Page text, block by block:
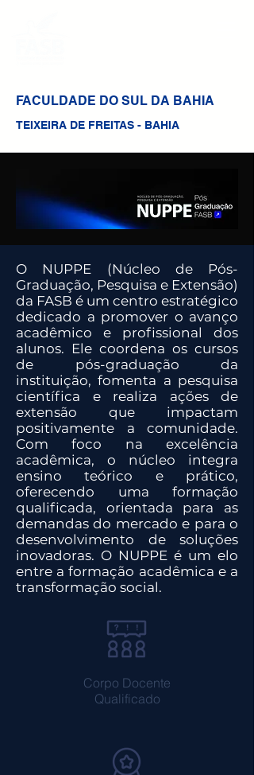
FACULDADE DO SUL DA BAHIA
TEIXEIRA DE FREITAS - BAHIA
O NUPPE (Núcleo de Pós-
Graduação, Pesquisa e Extensão)
da FASB é um centro estratégico
dedicado a promover o avanço
acadêmico e profissional dos
alunos. Ele coordena os cursos
de pós-graduação da
instituição, fomenta a pesquisa
científica e realiza ações de
extensão que impactam
positivamente a comunidade.
Com foco na excelência
acadêmica, o núcleo integra
ensino teórico e prático,
oferecendo uma formação
qualificada, orientada para as
demandas do mercado e para o
desenvolvimento de soluções
inovadoras. O NUPPE é um elo
entre a formação acadêmica e a
transformação social.
Corpo Docente
Qualificado